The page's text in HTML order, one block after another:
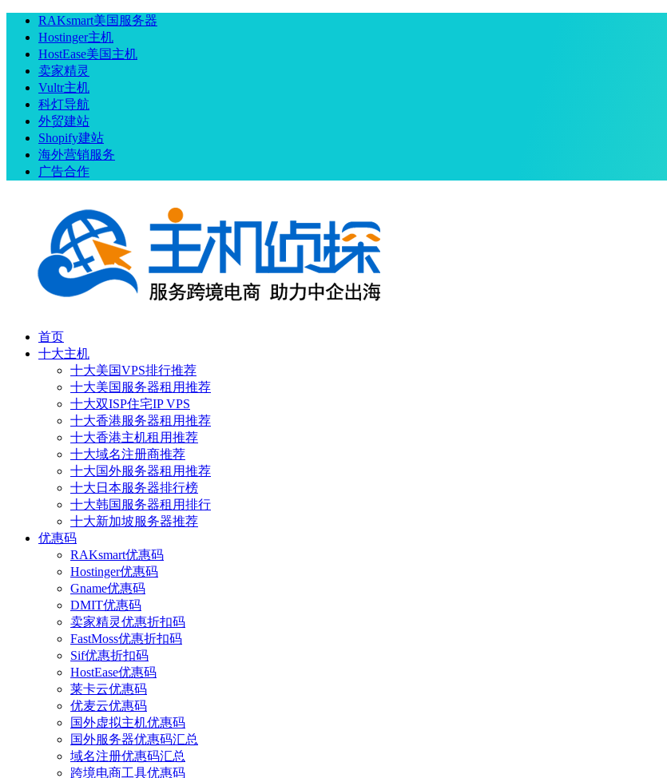
RAKsmart美国服务器
Hostinger主机
HostEase美国主机
卖家精灵
Vultr主机
科灯导航
外贸建站
Shopify建站
海外营销服务
广告合作
首页
十大主机
十大美国VPS排行推荐
十大美国服务器租用推荐
十大双ISP住宅IP VPS
十大香港服务器租用推荐
十大香港主机租用推荐
十大域名注册商推荐
十大国外服务器租用推荐
十大日本服务器排行榜
十大韩国服务器租用排行
十大新加坡服务器推荐
优惠码
RAKsmart优惠码
Hostinger优惠码
Gname优惠码
DMIT优惠码
卖家精灵优惠折扣码
FastMoss优惠折扣码
Sif优惠折扣码
HostEase优惠码
莱卡云优惠码
优麦云优惠码
国外虚拟主机优惠码
国外服务器优惠码汇总
域名注册优惠码汇总
跨境电商工具优惠码